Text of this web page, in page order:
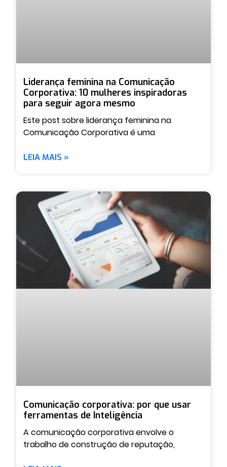
Liderança feminina na Comunicação
Corporativa: 10 mulheres inspiradoras
para seguir agora mesmo
Este post sobre liderança feminina na
Comunicação Corporativa é uma
LEIA MAIS »
Comunicação corporativa: por que usar
ferramentas de Inteligência
A comunicação corporativa envolve o
trabalho de construção de reputação,